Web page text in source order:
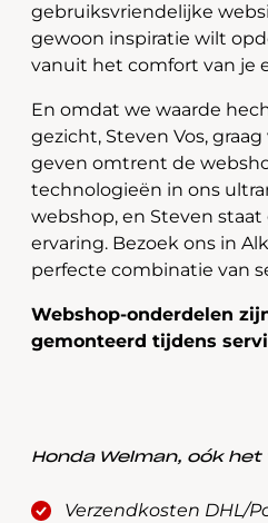
gebruiksvriendelijke
gewoon inspiratie wilt
vanuit het comfort van je
En omdat we waarde
gezicht, Steven Vos,
geven omtrent de
technologieën in ons
webshop, en Steven
ervaring. Bezoek ons in
perfecte combinatie van
Webshop-onderdelen
gemonteerd tijdens
Honda Welman, oók
Verzendkosten DHL/